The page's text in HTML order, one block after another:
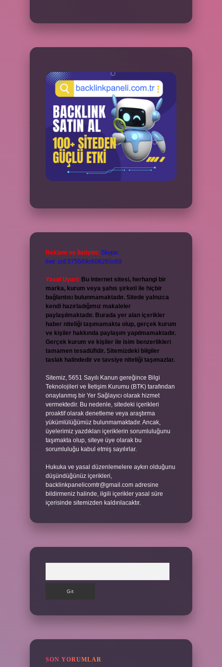
Reklam ve İletişim: Skype:
live:.cid.575569c608265c69
Yasal Uyarı: Bu internet sitesi, herhangi bir
marka, kurum veya şahıs şirketi ile hiçbir
bağlantısı bulunmamaktadır. Sitede yalnızca
kendi hazırladığımız makaleler
paylaşılmaktadır. Burada yer alan içerikler
haber niteliği taşımamakta olup, gerçek kurum
ve kişiler hakkında paylaşım yapılmamaktadır.
Gerçek kurum ve kişiler ile isim benzerlikleri
tamamen tesadüfidir. Sitemizdeki bilgiler
taslak halindedir ve tavsiye niteliği taşımazlar.
Sitemiz, 5651 Sayılı Kanun gereğince Bilgi
Teknolojileri ve İletişim Kurumu (BTK) tarafından
onaylanmış bir Yer Sağlayıcı olarak hizmet
vermektedir. Bu nedenle, sitedeki içerikleri
proaktif olarak denetleme veya araştırma
yükümlülüğümüz bulunmamaktadır. Ancak,
üyelerimiz yazdıkları içeriklerin sorumluluğunu
taşımakta olup, siteye üye olarak bu
sorumluluğu kabul etmiş sayılırlar.
Hukuka ve yasal düzenlemelere aykırı olduğunu
düşündüğünüz içerikleri,
backlinkpanelicomtr@gmail.com adresine
bildirmeniz halinde, ilgili içerikler yasal süre
içerisinde sitemizden kaldırılacaktır.
SON YORUMLAR